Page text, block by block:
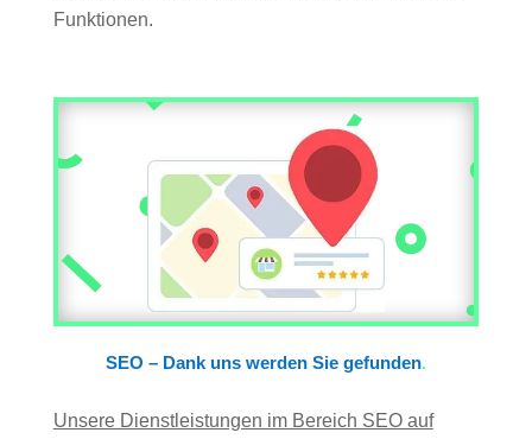
Funktionen.
SEO – Dank uns werden Sie gefunden.
Unsere Dienstleistungen im Bereich SEO auf